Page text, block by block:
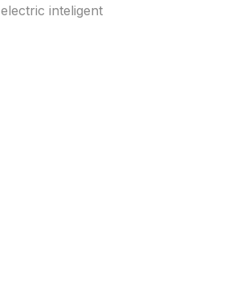
electric inteligent